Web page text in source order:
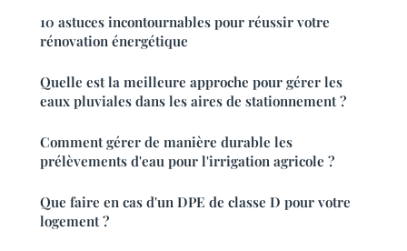
10 astuces incontournables pour réussir votre
rénovation énergétique
Quelle est la meilleure approche pour gérer les
eaux pluviales dans les aires de stationnement ?
Comment gérer de manière durable les
prélèvements d'eau pour l'irrigation agricole ?
Que faire en cas d'un DPE de classe D pour votre
logement ?